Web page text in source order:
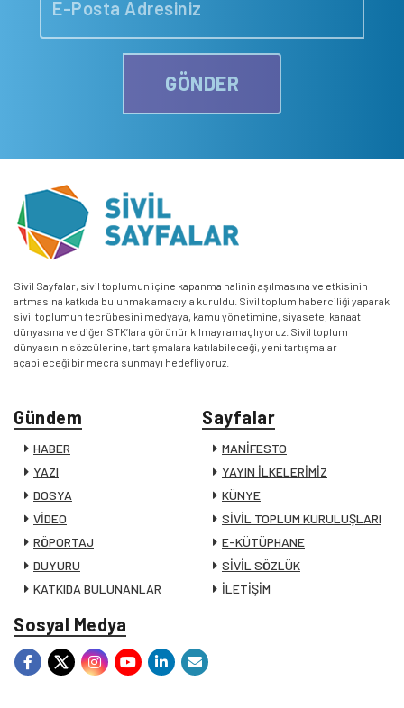
GÖNDER
Sivil Sayfalar, sivil toplumun içine kapanma halinin aşılmasına ve etkisinin
artmasına katkıda bulunmak amacıyla kuruldu. Sivil toplum haberciliği yaparak
sivil toplumun tecrübesini medyaya, kamu yönetimine, siyasete, kanaat
dünyasına ve diğer STK’lara görünür kılmayı amaçlıyoruz. Sivil toplum
dünyasının sözcülerine, tartışmalara katılabileceği, yeni tartışmalar
açabileceği bir mecra sunmayı hedefliyoruz.
Gündem
HABER
YAZI
DOSYA
VİDEO
RÖPORTAJ
DUYURU
KATKIDA BULUNANLAR
Sayfalar
MANİFESTO
YAYIN İLKELERİMİZ
KÜNYE
SİVİL TOPLUM KURULUŞLARI
E-KÜTÜPHANE
SİVİL SÖZLÜK
İLETİŞİM
Sosyal Medya